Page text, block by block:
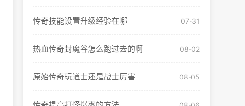
传奇技能设置升级经验在哪 07-31
热血传奇封魔谷怎么跑过去的啊 08-02
原始传奇玩道士还是战士厉害 08-05